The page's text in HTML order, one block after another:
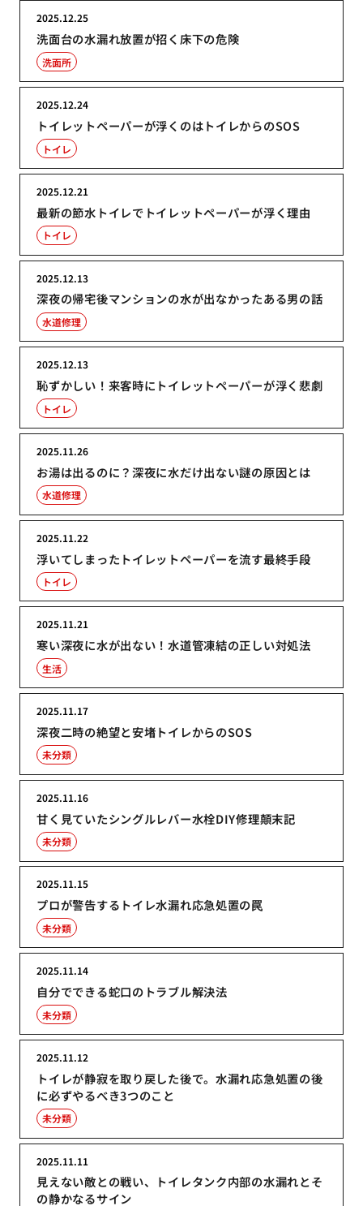
洗面台の水漏れ放置が招く床下の危険
2025.12.25
洗面所
トイレットペーパーが浮くのはトイレからのSOS
2025.12.24
トイレ
最新の節水トイレでトイレットペーパーが浮く理由
2025.12.21
トイレ
深夜の帰宅後マンションの水が出なかったある男の話
2025.12.13
水道修理
恥ずかしい！来客時にトイレットペーパーが浮く悲劇
2025.12.13
トイレ
お湯は出るのに？深夜に水だけ出ない謎の原因とは
2025.11.26
水道修理
浮いてしまったトイレットペーパーを流す最終手段
2025.11.22
トイレ
寒い深夜に水が出ない！水道管凍結の正しい対処法
2025.11.21
生活
深夜二時の絶望と安堵トイレからのSOS
2025.11.17
未分類
甘く見ていたシングルレバー水栓DIY修理顛末記
2025.11.16
未分類
プロが警告するトイレ水漏れ応急処置の罠
2025.11.15
未分類
自分でできる蛇口のトラブル解決法
2025.11.14
未分類
トイレが静寂を取り戻した後で。水漏れ応急処置の後
に必ずやるべき3つのこと
2025.11.12
未分類
見えない敵との戦い、トイレタンク内部の水漏れとそ
の静かなるサイン
2025.11.11